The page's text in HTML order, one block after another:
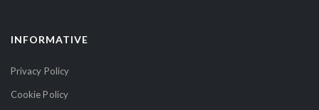
t
e
INFORMATIVE
Privacy Policy
Cookie Policy